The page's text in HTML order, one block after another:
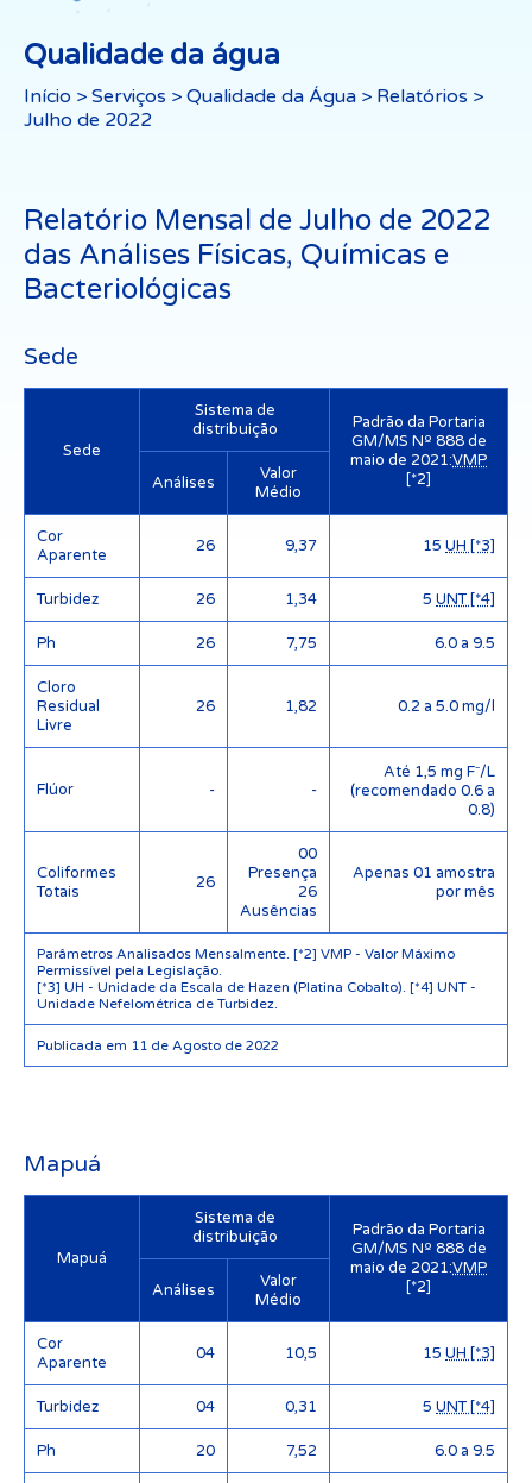
Qualidade da água
Início > Serviços > Qualidade da Água > Relatórios >
Julho de 2022
Relatório Mensal de Julho de 2022
das Análises Físicas, Químicas e
Bacteriológicas
Sede
Sede
Sistema de
distribuição
Padrão da Portaria
GM/MS Nº 888 de
maio de 2021:VMP
[*2]
Análises
Valor
Médio
Parâmetros Analisados Mensalmente. [*2] VMP - Valor Máximo
Permissível pela Legislação.
[*3] UH - Unidade da Escala de Hazen (Platina Cobalto). [*4] UNT -
Unidade Nefelométrica de Turbidez.
Publicada em 11 de Agosto de 2022
Cor
Aparente
26 9,37 15 UH [*3]
Turbidez 26 1,34 5 UNT [*4]
Ph 26 7,75 6.0 a 9.5
Cloro
Residual
Livre
26 1,82 0.2 a 5.0 mg/l
Flúor - -
Até 1,5 mg F⁻/L
(recomendado 0.6 a
0.8)
Coliformes
Totais
26
00
Presença
26
Ausências
Apenas 01 amostra
por mês
Mapuá
Mapuá
Sistema de
distribuição
Padrão da Portaria
GM/MS Nº 888 de
maio de 2021:VMP
[*2]
Análises
Valor
Médio
Cor
Aparente
04 10,5 15 UH [*3]
Turbidez 04 0,31 5 UNT [*4]
Ph 20 7,52 6.0 a 9.5